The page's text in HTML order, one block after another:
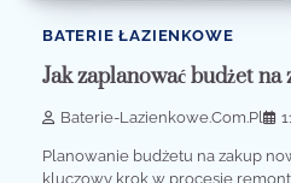
BATERIE ŁAZIENKOWE
Jak zaplanować budżet
Baterie-Lazienkowe.com.pl
Planowanie budżetu na zakup
kluczowy krok w procesie